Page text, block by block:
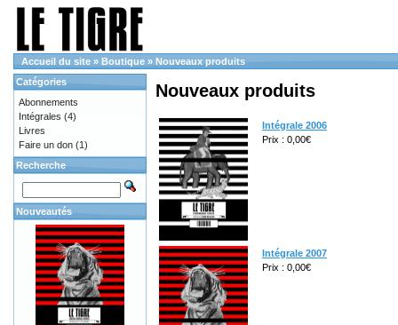
Accueil du site » Boutique » Nouveaux produits
Nouveaux produits
Intégrale 2006
Prix : 0,00€
Intégrale 2007
Prix : 0,00€
Catégories
Abonnements
Intégrales (4)
Livres
Faire un don (1)
Recherche
Nouveautés